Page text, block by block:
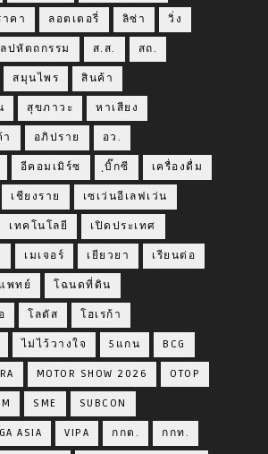
คา ลอตเตอรี่ ลิซ่า วิ่ง
ปหัตถกรรม ส.ส. สถ.
สมุนไพร สินค้า
สุขภาวะ หาเสียง
อภิปราย อว.
อีคอมเมิร์ซ ฺบิ๊กซี เครื่องดื่ม
เชียงราย เซเว่นอีเลฟเว่น
เทคโนโลยี เปิดประเทศ
เมเจอร์ เยียวยา เรียนต่อ
แพทย์ โฉนดที่ดิน
โลตัส โฮเรก้า
ไม่ไว้วางใจ 5แกน BCG
MOTOR SHOW 2026 OTOP
SME SUBCON
ASIA VIPA กกต. กกท.